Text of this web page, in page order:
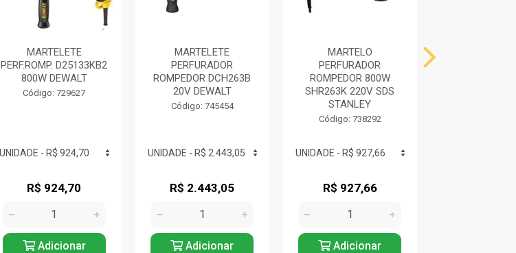
MARTELETE
PERF.ROMP. D25133KB2
800W DEWALT
Código: 729627
R$ 924,70
Adicionar
MARTELETE
PERFURADOR
ROMPEDOR DCH263B
20V DEWALT
Código: 745454
R$ 2.443,05
Adicionar
MARTELO
PERFURADOR
ROMPEDOR 800W
SHR263K 220V SDS
STANLEY
Código: 738292
R$ 927,66
Adicionar